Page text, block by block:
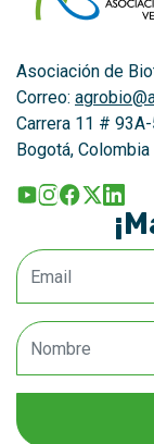
Asociación de
Correo:
Carrera 11 #
Bogotá, Colombia
Email
Nombre